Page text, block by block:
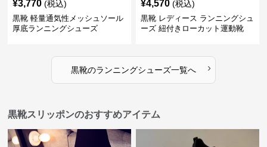
¥3,770 (税込)
黒靴 軽量通気性メッシュソール
厚底ランニングシューズ
¥4,570 (税込)
黒靴 レディース ランニングシュ
ーズ 紐付きローカット運動靴
黒靴のランニングシューズ一覧へ ›
黒靴スリッポンのおすすめアイテム